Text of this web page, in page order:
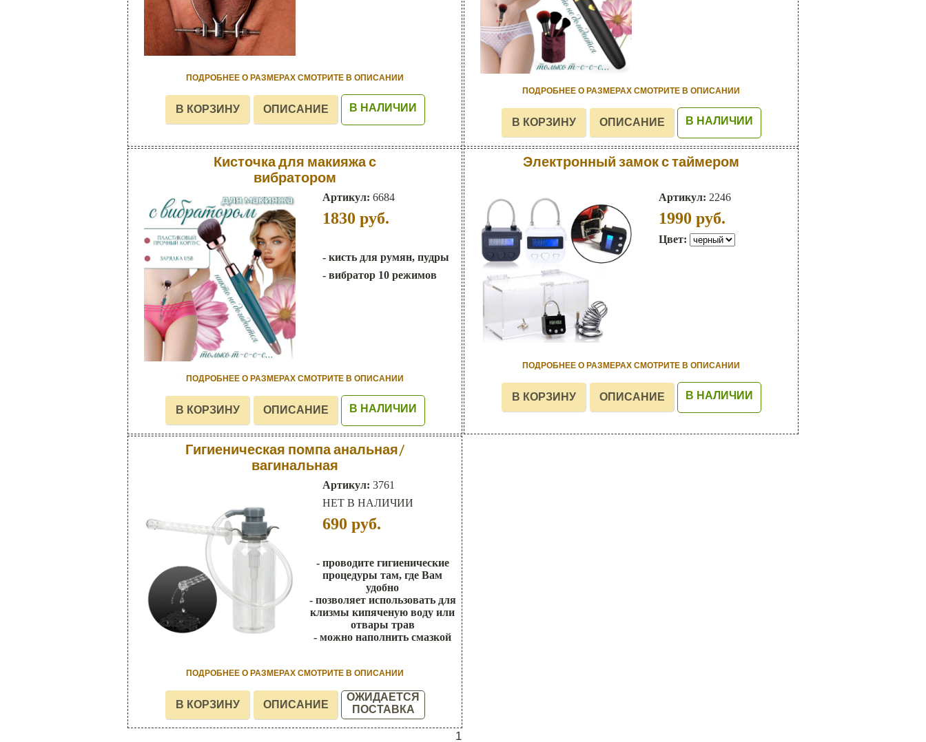
ПОДРОБНЕЕ О РАЗМЕРАХ СМОТРИТЕ В ОПИСАНИИ
В НАЛИЧИИ
ПОДРОБНЕЕ О РАЗМЕРАХ СМОТРИТЕ В ОПИСАНИИ
В НАЛИЧИИ
Кисточка для макияжа с
вибратором
Артикул: 6684
1830 руб.
- кисть для румян, пудры
- вибратор 10 режимов
ПОДРОБНЕЕ О РАЗМЕРАХ СМОТРИТЕ В ОПИСАНИИ
В НАЛИЧИИ
Электронный замок с таймером
Артикул: 2246
1990 руб.
Цвет:
ПОДРОБНЕЕ О РАЗМЕРАХ СМОТРИТЕ В ОПИСАНИИ
В НАЛИЧИИ
Гигиеническая помпа анальная/
вагинальная
Артикул: 3761
НЕТ В НАЛИЧИИ
690 руб.
- проводите гигиенические
процедуры там, где Вам
удобно
- позволяет использовать для
клизмы кипяченую воду или
отвары трав
- можно наполнить смазкой
ПОДРОБНЕЕ О РАЗМЕРАХ СМОТРИТЕ В ОПИСАНИИ
ОЖИДАЕТСЯ
ПОСТАВКА
1